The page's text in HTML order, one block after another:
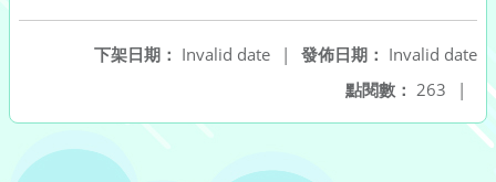
發佈日期： Invalid date
下架日期： Invalid date
|
點閱數： 263 |